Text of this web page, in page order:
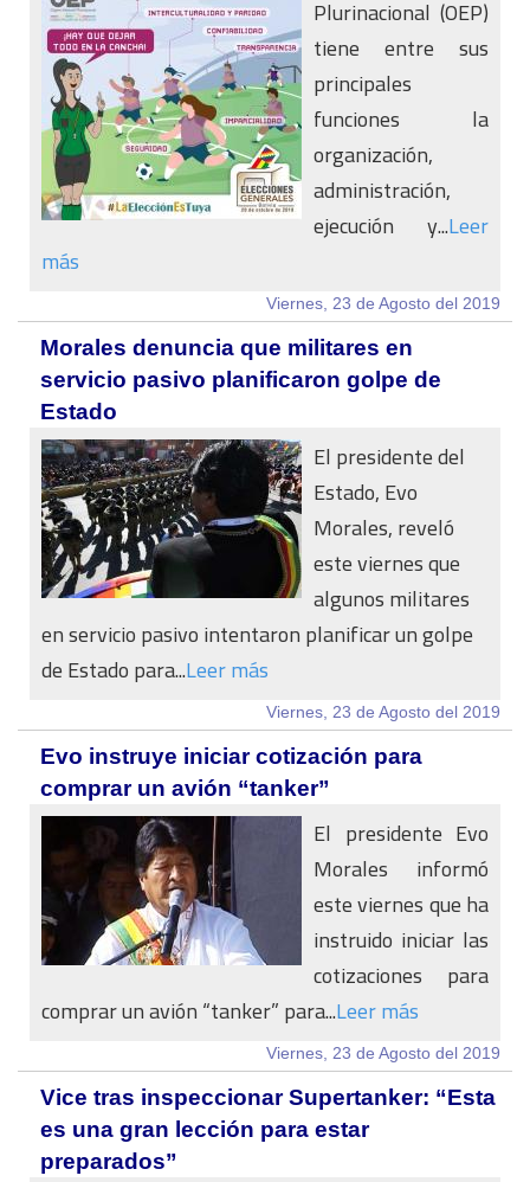
Plurinacional (OEP)
tiene entre sus
principales
funciones la
organización,
administración,
ejecución y...Leer
más
Viernes, 23 de Agosto del 2019
Morales denuncia que militares en
servicio pasivo planificaron golpe de
Estado
El presidente del
Estado, Evo
Morales, reveló
este viernes que
algunos militares
en servicio pasivo intentaron planificar un golpe
de Estado para...Leer más
Viernes, 23 de Agosto del 2019
Evo instruye iniciar cotización para
comprar un avión “tanker”
El presidente Evo
Morales informó
este viernes que ha
instruido iniciar las
cotizaciones para
comprar un avión “tanker” para...Leer más
Viernes, 23 de Agosto del 2019
Vice tras inspeccionar Supertanker: “Esta
es una gran lección para estar
preparados”